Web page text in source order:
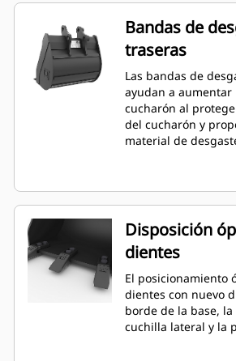
Bandas de
traseras
Las bandas de
ayudan a
cucharón al
del cucharón y
material de
Disposición
dientes
El posicionamiento
dientes con nuevo
borde de la base,
cuchilla lateral y la